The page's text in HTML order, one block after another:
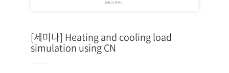
[세미나] Heating and cooling load
simulation using CN